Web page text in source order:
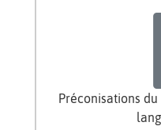
Préconisations